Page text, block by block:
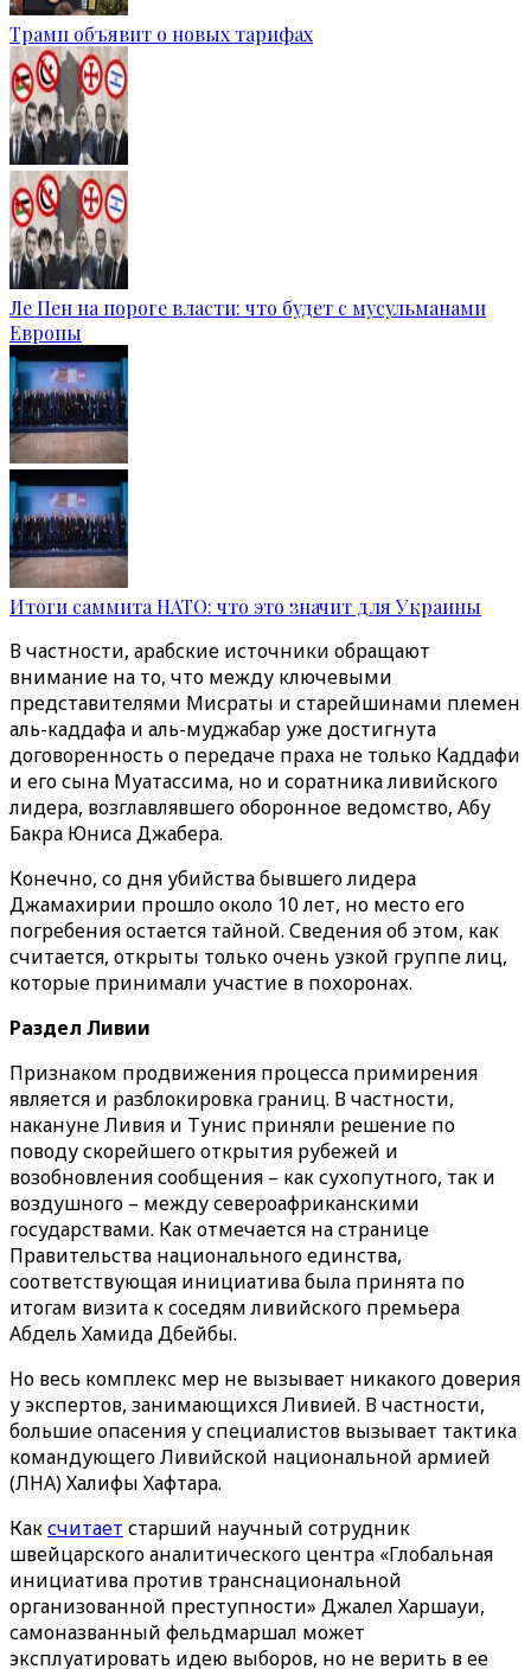
Трамп объявит о новых тарифах
Ле Пен на пороге власти: что будет с мусульманами
Европы
Итоги саммита НАТО: что это значит для Украины
В частности, арабские источники обращают
внимание на то, что между ключевыми
представителями Мисраты и старейшинами племен
аль-каддафа и аль-муджабар уже достигнута
договоренность о передаче праха не только Каддафи
и его сына Муатассима, но и соратника ливийского
лидера, возглавлявшего оборонное ведомство, Абу
Бакра Юниса Джабера.
Конечно, со дня убийства бывшего лидера
Джамахирии прошло около 10 лет, но место его
погребения остается тайной. Сведения об этом, как
считается, открыты только очень узкой группе лиц,
которые принимали участие в похоронах.
Раздел Ливии
Признаком продвижения процесса примирения
является и разблокировка границ. В частности,
накануне Ливия и Тунис приняли решение по
поводу скорейшего открытия рубежей и
возобновления сообщения – как сухопутного, так и
воздушного – между североафриканскими
государствами. Как отмечается на странице
Правительства национального единства,
соответствующая инициатива была принята по
итогам визита к соседям ливийского премьера
Абдель Хамида Дбейбы.
Но весь комплекс мер не вызывает никакого доверия
у экспертов, занимающихся Ливией. В частности,
большие опасения у специалистов вызывает тактика
командующего Ливийской национальной армией
(ЛНА) Халифы Хафтара.
Каксчитает старший научный сотрудник
швейцарского аналитического центра «Глобальная
инициатива против транснациональной
организованной преступности» Джалел Харшауи,
самоназванный фельдмаршал может
эксплуатировать идею выборов, но не верить в ее